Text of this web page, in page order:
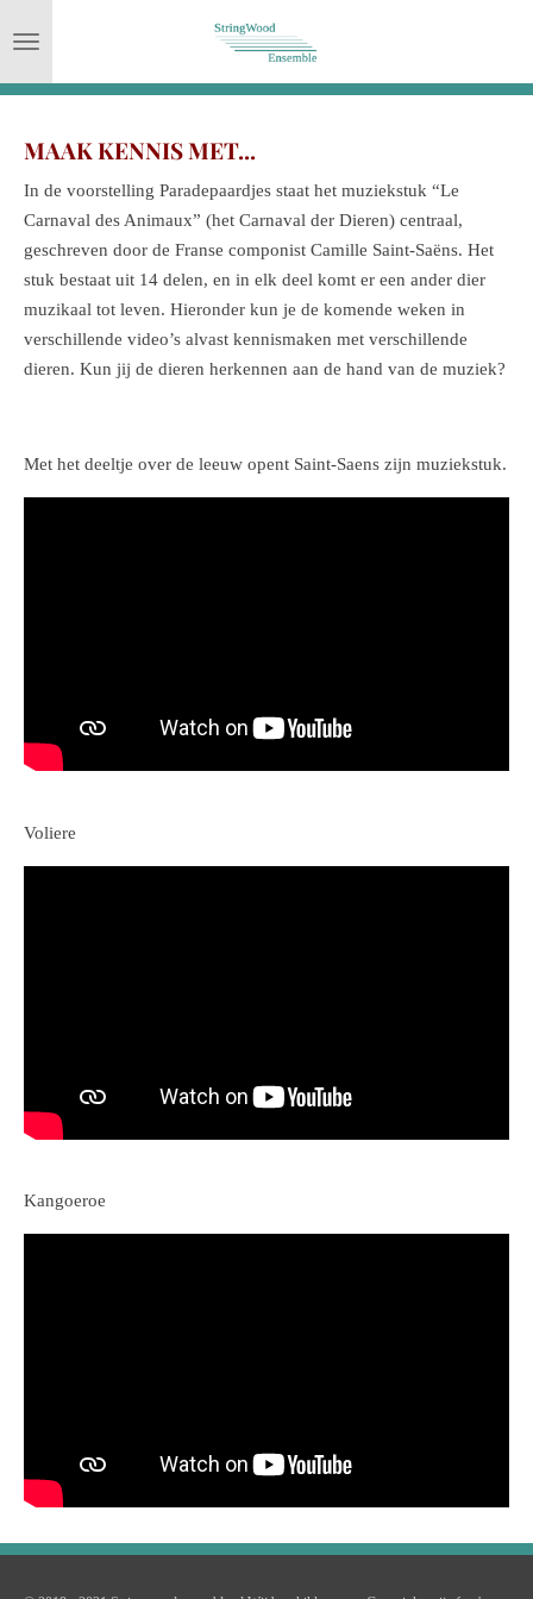
direct
naar
hoofdinhoud
MAAK KENNIS MET...
In de voorstelling Paradepaardjes staat het muziekstuk “Le
Carnaval des Animaux” (het Carnaval der Dieren) centraal,
geschreven door de Franse componist Camille Saint-Saëns. Het
stuk bestaat uit 14 delen, en in elk deel komt er een ander dier
muzikaal tot leven. Hieronder kun je de komende weken in
verschillende video’s alvast kennismaken met verschillende
dieren. Kun jij de dieren herkennen aan de hand van de muziek?
Met het deeltje over de leeuw opent Saint-Saens zijn muziekstuk.
Voliere
Kangoeroe